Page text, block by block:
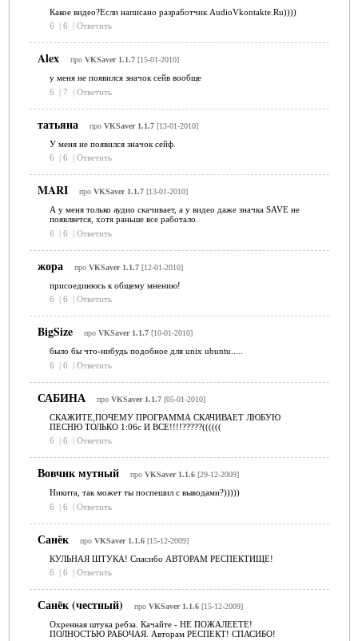
Какое видео?Если написано разработчик AudioVkontakte.Ru))))
6
| 6 | Ответить
Alex про VKSaver 1.1.7[15-01-2010]
у меня не появился значок сейв вообще
6
| 7 | Ответить
татьяна про VKSaver 1.1.7[13-01-2010]
У меня не появился значок сейф.
6
| 6 | Ответить
MARI про VKSaver 1.1.7[13-01-2010]
А у меня только аудио скачивает, а у видео даже значка SAVE не
появляется, хотя раньше все работало.
6
| 6 | Ответить
жора про VKSaver 1.1.7[12-01-2010]
присоединюсь к общему мнению!
6
| 6 | Ответить
BigSize про VKSaver 1.1.7[10-01-2010]
было бы что-нибудь подобное для unix ubuntu.....
6
| 6 | Ответить
САБИНА про VKSaver 1.1.7[05-01-2010]
СКАЖИТЕ,ПОЧЕМУ ПРОГРАММА СКАЧИВАЕТ ЛЮБУЮ
ПЕСНЮ ТОЛЬКО 1:06с И ВСЕ!!!!?????((((((
6
| 6 | Ответить
Вовчик мутный про VKSaver 1.1.6[29-12-2009]
Никита, так может ты поспешил с выводами?)))))
6
| 6 | Ответить
Санёк про VKSaver 1.1.6[15-12-2009]
КУЛЬНАЯ ШТУКА! Спасибо АВТОРАМ РЕСПЕКТИЩЕ!
6
| 6 | Ответить
Санёк (честный) про VKSaver 1.1.6[15-12-2009]
Охренная штука ребза. Качайте - НЕ ПОЖАЛЕЕТЕ!
ПОЛНОСТЬЮ РАБОЧАЯ. Авторам РЕСПЕКТ! СПАСИБО!